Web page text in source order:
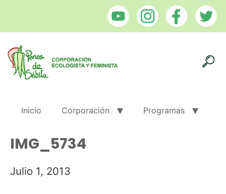
Inicio Corporación Programas
IMG_5734
Julio 1, 2013